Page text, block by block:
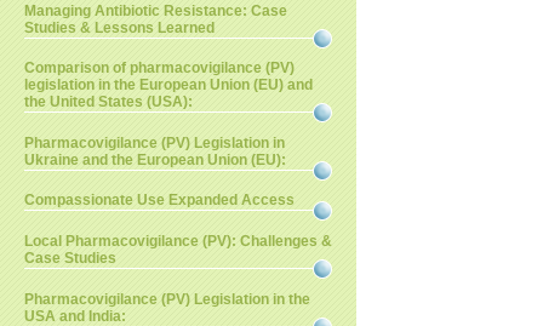
Managing Antibiotic Resistance: Case
Studies & Lessons Learned
Comparison of pharmacovigilance (PV)
legislation in the European Union (EU) and
the United States (USA):
Pharmacovigilance (PV) Legislation in
Ukraine and the European Union (EU):
Compassionate Use Expanded Access
Local Pharmacovigilance (PV): Challenges &
Case Studies
Pharmacovigilance (PV) Legislation in the
USA and India: